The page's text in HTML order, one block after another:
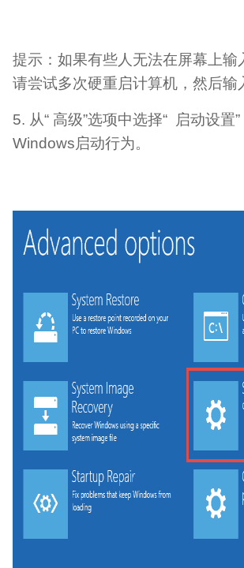
提示：如果有些人无法在屏幕上输
请尝试多次硬重启计算机，然后输
5. 从“ 高级”选项中选择“ 启动设置
Windows启动行为。